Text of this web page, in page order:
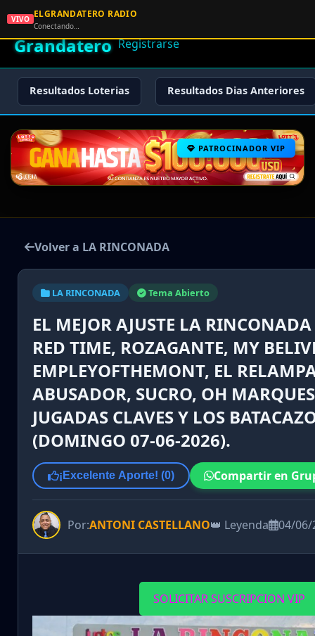
🌟 El
Grandatero Registrarse
Resultados Loterias Resultados Dias Anteriores
PATROCINADOR VIP
Volver a LA RINCONADA
LA RINCONADA Tema Abierto
EL MEJOR AJUSTE LA
RED TIME, ROZAGANTE, MY
EMPLEYOFTHEMONT, EL
ABUSADOR, SUCRO, OH
JUGADAS CLAVES Y LOS
(DOMINGO 07-06-2026).
¡Excelente Aporte! (0) Compartir en
Por:ANTONI CASTELLANO👑 Leyenda 04/06/
SOLICITAR SUSCRIPCION VIP
VIVO ELGRANDATERO RADIO
Conectando…